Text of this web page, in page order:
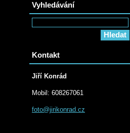
Vyhledávání
Kontakt
Jiří Konrád
Mobil: 608267061
foto@jirikonrad.cz